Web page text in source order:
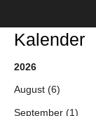
Kalender
2026
August (6)
September (1)